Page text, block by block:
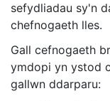
sefydliadau sy'n
chefnogaeth lles.
Gall cefnogaeth
ymdopi yn ystod
gallwn ddarparu: